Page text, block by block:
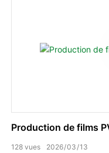
Production de films
2026 03 13
128 vues